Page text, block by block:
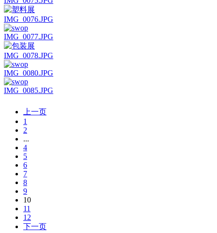
IMG_0076.JPG
IMG_0077.JPG
IMG_0078.JPG
IMG_0080.JPG
IMG_0085.JPG
上一页
1
2
...
4
5
6
7
8
9
10
11
12
下一页